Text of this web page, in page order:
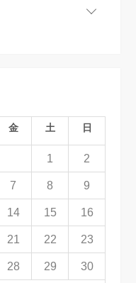
金 土 日
1 2
7 8 9
14 15 16
21 22 23
28 29 30